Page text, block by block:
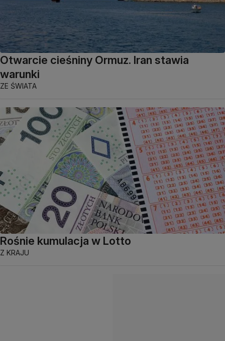
Otwarcie cieśniny Ormuz. Iran stawia
warunki
ZE ŚWIATA
Rośnie kumulacja w Lotto
Z KRAJU